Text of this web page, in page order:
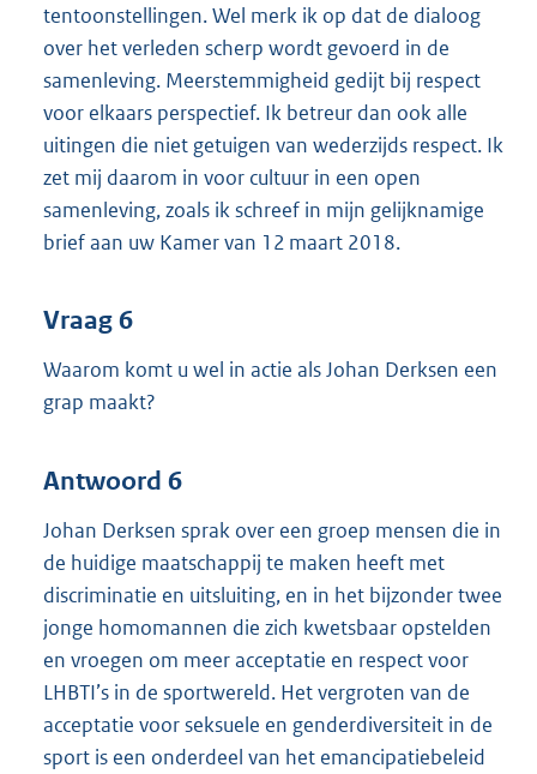
tentoonstellingen. Wel merk ik op dat de dialoog
over het verleden scherp wordt gevoerd in de
samenleving. Meerstemmigheid gedijt bij respect
voor elkaars perspectief. Ik betreur dan ook alle
uitingen die niet getuigen van wederzijds respect. Ik
zet mij daarom in voor cultuur in een open
samenleving, zoals ik schreef in mijn gelijknamige
brief aan uw Kamer van 12 maart 2018.
Vraag 6
Waarom komt u wel in actie als Johan Derksen een
grap maakt?
Antwoord 6
Johan Derksen sprak over een groep mensen die in
de huidige maatschappij te maken heeft met
discriminatie en uitsluiting, en in het bijzonder twee
jonge homomannen die zich kwetsbaar opstelden
en vroegen om meer acceptatie en respect voor
LHBTI’s in de sportwereld. Het vergroten van de
acceptatie voor seksuele en genderdiversiteit in de
sport is een onderdeel van het emancipatiebeleid